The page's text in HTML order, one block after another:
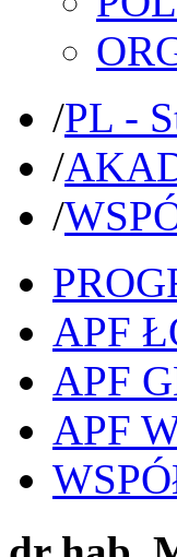
/PL -
/
/
APF
APF
APF